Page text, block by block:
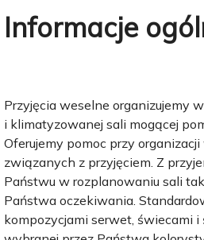
Informacje
Przyjęcia weselne organizujemy
i klimatyzowanej sali mogącej
Oferujemy pomoc przy
związanych z przyjęciem. Z
Państwu w rozplanowaniu sali
Państwa oczekiwania.
kompozycjami serwet, świecami